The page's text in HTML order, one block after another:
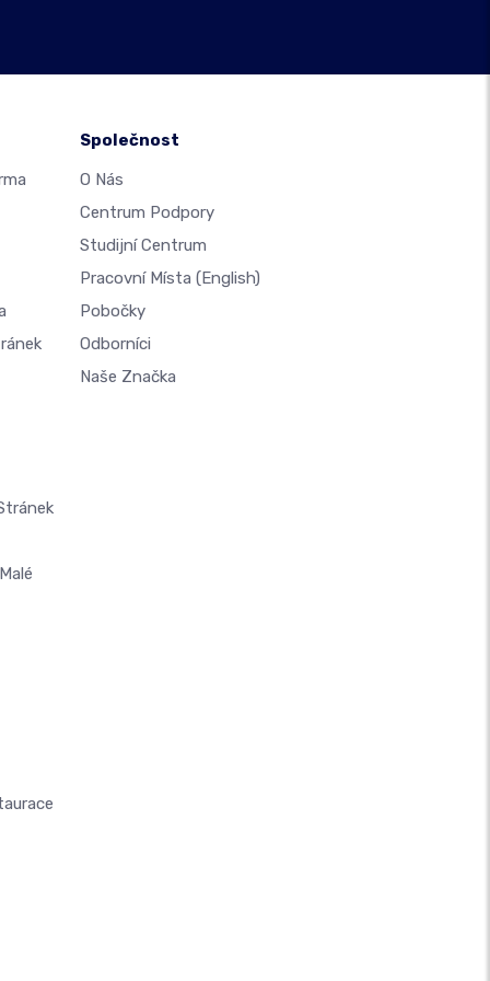
Společnost
O Nás
Centrum Podpory
Studijní Centrum
Pracovní Místa (English)
Pobočky
Odborníci
Naše Značka